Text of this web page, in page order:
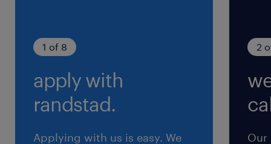
あり）
リファラル採用制度
日曜日,土曜日
土曜、日曜（完全週休2日制）、会社カレンダー
1 of 8
apply with
randstad.
Applying with us is easy. We
2
Our